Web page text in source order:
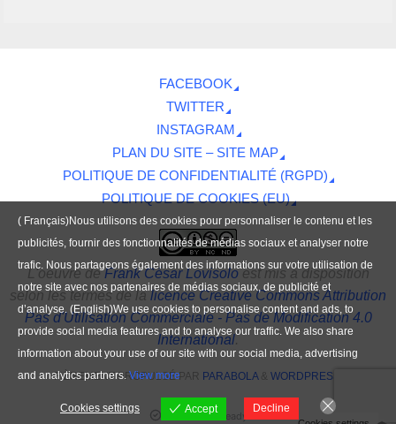
FACEBOOK
TWITTER
INSTAGRAM
PLAN DU SITE – SITE MAP
POLITIQUE DE CONFIDENTIALITÉ (RGPD)
POLITIQUE DE COOKIES (EU)
L'oeuvredeFrank César Lovisoloest mis à disposition
selon les termes de lalicence Creative Commons Attribution
Pas d'Utilisation Commerciale - Pas de Modification 4.0
International.
FIÈREMENT PROPULSÉ PAR PARABOLA& WORDPRESS.
( Français)Nous utilisons des cookies pour personnaliser le contenu et les
publicités, fournir des fonctionnalités de médias sociaux et analyser notre
trafic. Nous partageons également des informations sur votre utilisation de
notre site avec nos partenaires de médias sociaux, de publicité et
d’analyse. (English)We use cookies to personalise content and ads, to
provide social media features and to analyse our traffic. We also share
information about your use of our site with our social media, advertising
and analytics partners.View more
Cookies settings Accept Decline
Contenu IA-Ready